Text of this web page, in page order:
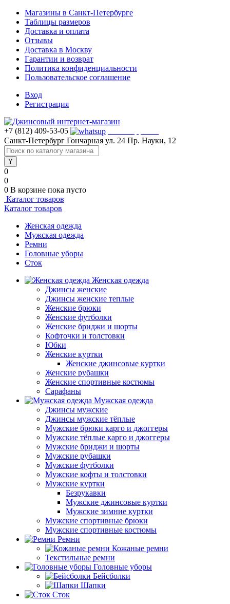
Магазины в Санкт-Петербурге
Таблицы размеров
Доставка и оплата
Отзывы
Доставка в Москву
Гарантии и возврат
Политика конфиденциальности
Пользовательское соглашение
Вход
Регистрация
+7 (812) 409-53-05
Санкт-Петербург Гончарная ул. 24 Пр. Науки, 12
0
0
0 В корзине пока пусто
Каталог товаров
Каталог товаров
Женская одежда
Мужская одежда
Ремни
Головные уборы
Сток
Женская одежда
Джинсы женские
Джинсы женские теплые
Женские брюки
Женские футболки
Женские бриджи и шорты
Кофточки и толстовки
Юбки
Женские куртки
Женские джинсовые куртки
Женские рубашки
Женские спортивные костюмы
Сарафаны
Мужская одежда
Джинсы мужские
Джинсы мужские тёплые
Мужские брюки карго и джоггеры
Мужские тёплые карго и джоггеры
Мужские бриджи и шорты
Мужские рубашки
Мужские футболки
Мужские кофты и толстовки
Мужские куртки
Безрукавки
Мужские джинсовые куртки
Мужские зимние куртки
Мужские спортивные брюки
Мужские спортивные костюмы
Ремни
Кожаные ремни
Текстильные ремни
Головные уборы
Бейсболки
Шапки
Сток